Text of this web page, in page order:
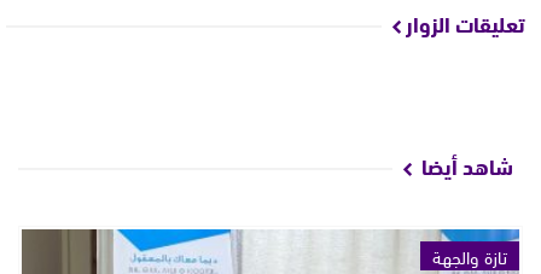
تعليقات الزوار
شاهد أيضا
تازة والجهة